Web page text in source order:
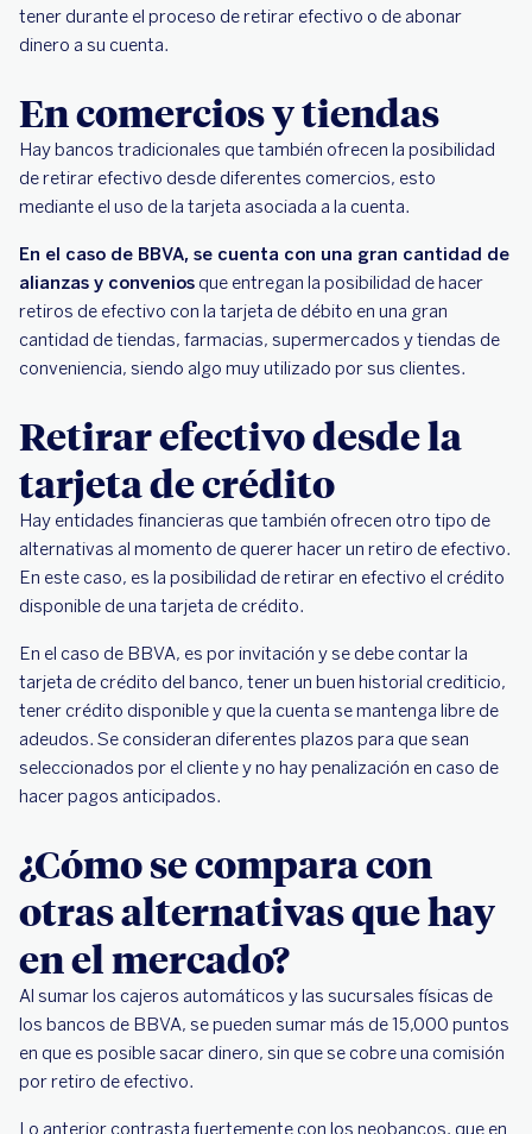
tener durante el proceso de retirar efectivo o de abonar
dinero a su cuenta.
En comercios y tiendas
Hay bancos tradicionales que también ofrecen la posibilidad
de retirar efectivo desde diferentes comercios, esto
mediante el uso de la tarjeta asociada a la cuenta.
En el caso de BBVA, se cuenta con una gran cantidad de
alianzas y convenios que entregan la posibilidad de hacer
retiros de efectivo con la tarjeta de débito en una gran
cantidad de tiendas, farmacias, supermercados y tiendas de
conveniencia, siendo algo muy utilizado por sus clientes.
Retirar efectivo desde la
tarjeta de crédito
Hay entidades financieras que también ofrecen otro tipo de
alternativas al momento de querer hacer un retiro de efectivo.
En este caso, es la posibilidad de retirar en efectivo el crédito
disponible de una tarjeta de crédito.
En el caso de BBVA, es por invitación y se debe contar la
tarjeta de crédito del banco, tener un buen historial crediticio,
tener crédito disponible y que la cuenta se mantenga libre de
adeudos. Se consideran diferentes plazos para que sean
seleccionados por el cliente y no hay penalización en caso de
hacer pagos anticipados.
¿Cómo se compara con
otras alternativas que hay
en el mercado?
Al sumar los cajeros automáticos y las sucursales físicas de
los bancos de BBVA, se pueden sumar más de 15,000 puntos
en que es posible sacar dinero, sin que se cobre una comisión
por retiro de efectivo.
Lo anterior contrasta fuertemente con los neobancos, que en